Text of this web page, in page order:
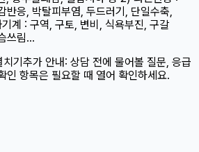
반응, 박탈피부염, 두드러기, 단일수축,
계 : 구역, 구토, 변비, 식욕부진, 구갈
쓰림...
기 추가 안내: 상담 전에 물어볼 질문, 응급
인 항목은 필요할 때 열어 확인하세요.